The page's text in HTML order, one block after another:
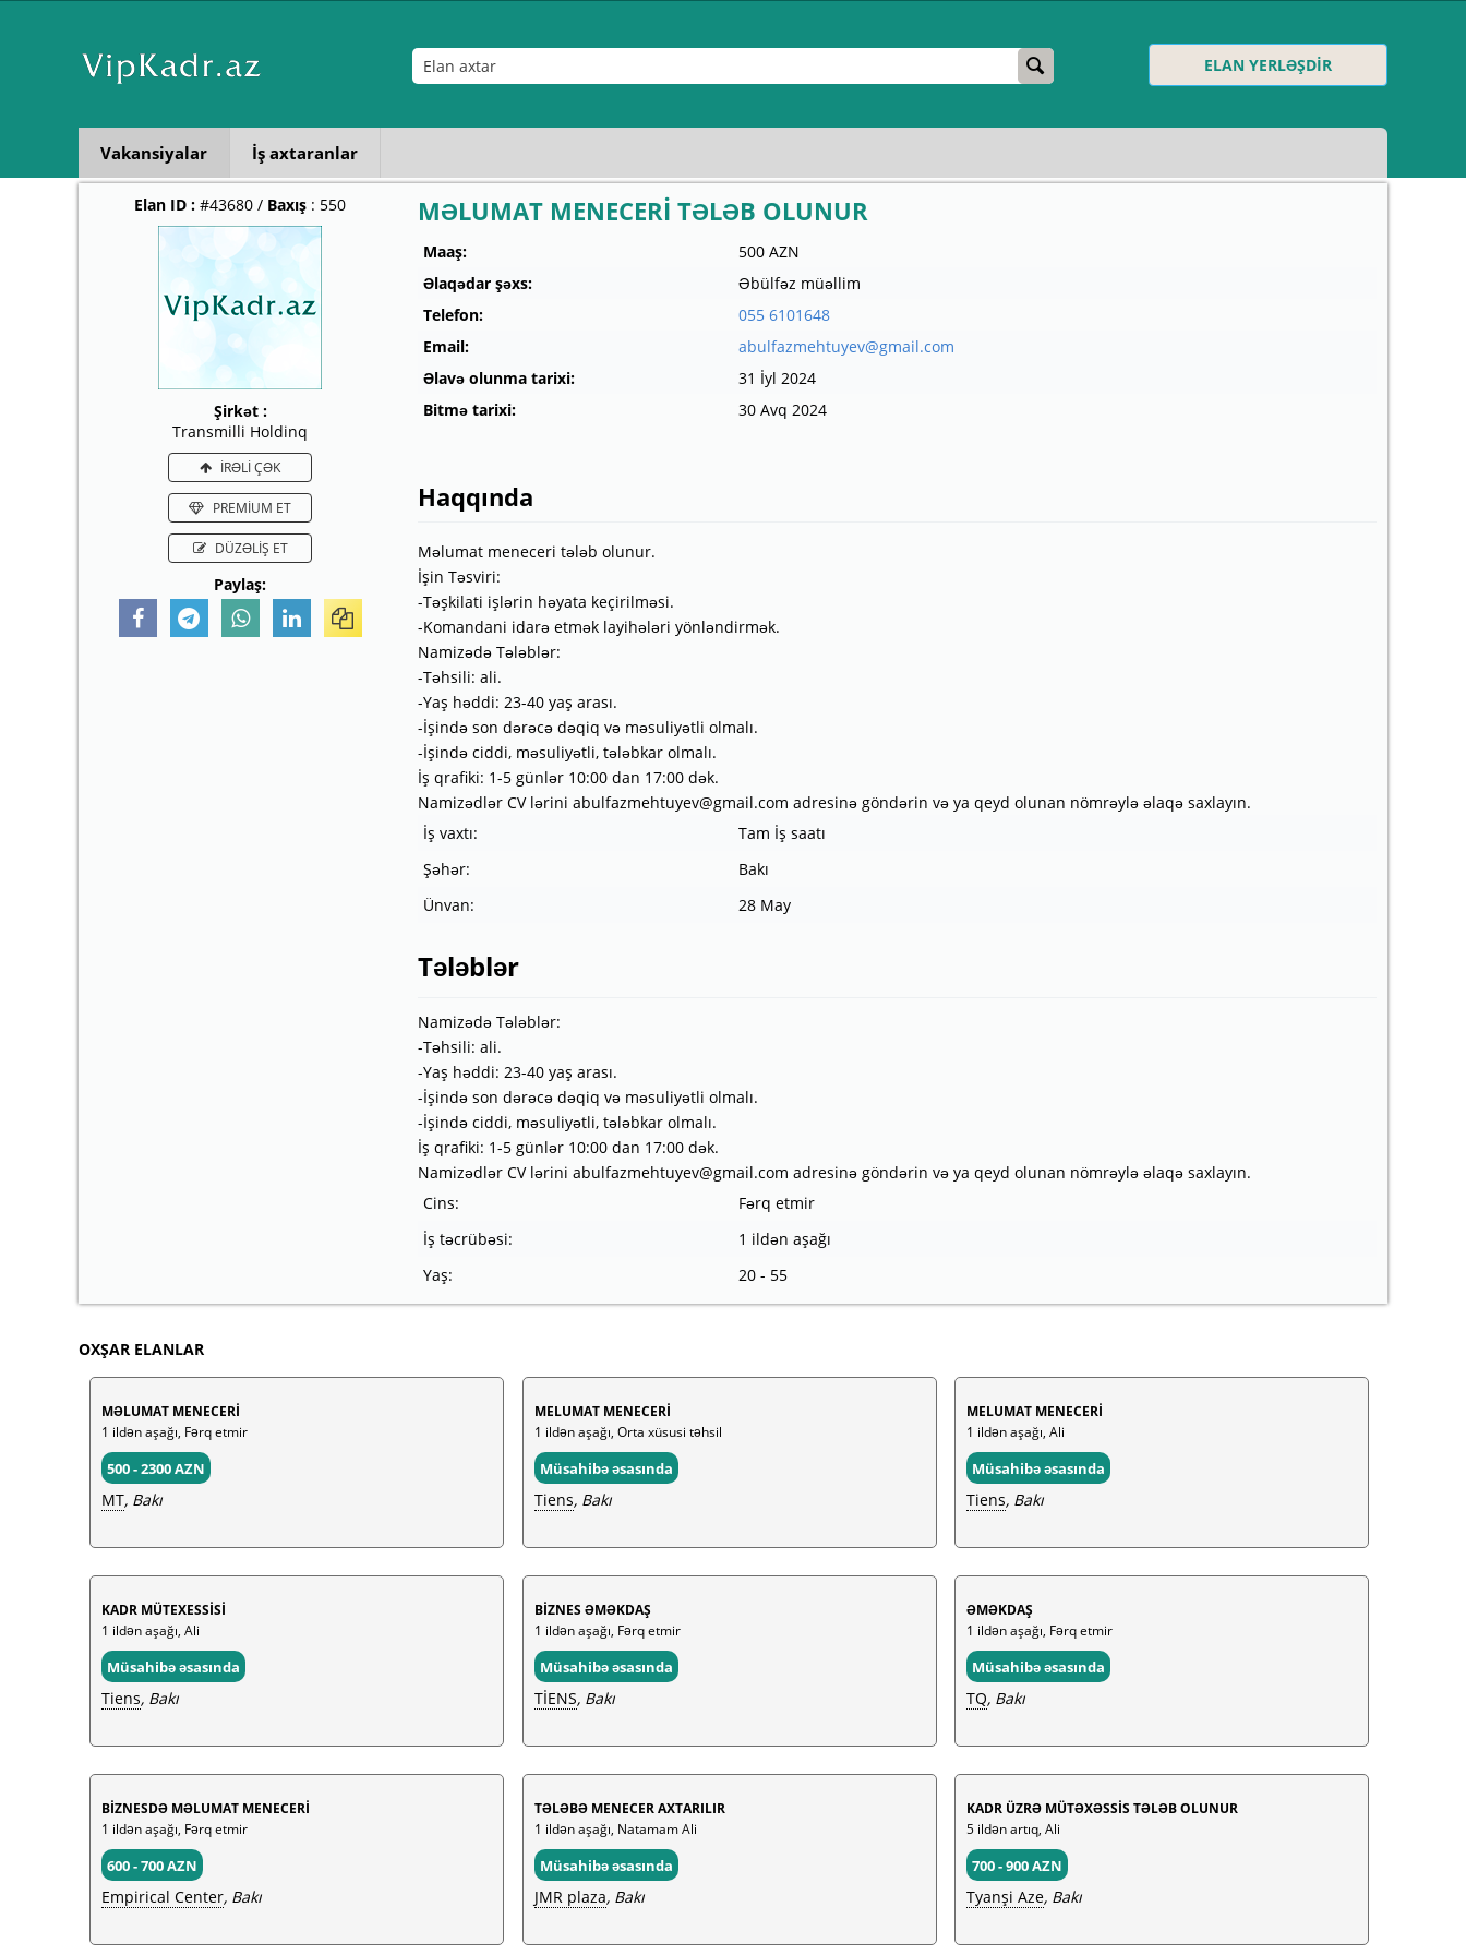
ELAN YERLƏŞDİR
Vakansiyalar İş axtaranlar
Elan ID : #43680 / Baxış : 550
Şirkət :
Transmilli Holdinq
İRƏLİ ÇƏK
PREMİUM ET
DÜZƏLİŞ ET
Paylaş:
MƏLUMAT MENECERİ TƏLƏB OLUNUR
Maaş:
500 AZN
Əlaqədar şəxs:
Əbülfəz müəllim
Telefon:
055 6101648
Email:
abulfazmehtuyev@gmail.com
Əlavə olunma tarixi:
31 İyl 2024
Bitmə tarixi:
30 Avq 2024
Haqqında
Məlumat meneceri tələb olunur.
İşin Təsviri:
-Təşkilati işlərin həyata keçirilməsi.
-Komandani idarə etmək layihələri yönləndirmək.
Namizədə Tələblər:
-Təhsili: ali.
-Yaş həddi: 23-40 yaş arası.
-İşində son dərəcə dəqiq və məsuliyətli olmalı.
-İşində ciddi, məsuliyətli, tələbkar olmalı.
İş qrafiki: 1-5 günlər 10:00 dan 17:00 dək.
Namizədlər CV lərini abulfazmehtuyev@gmail.com adresinə göndərin və ya qeyd olunan nömrəylə əlaqə saxlayın.
İş vaxtı:
Tam İş saatı
Şəhər:
Bakı
Ünvan:
28 May
Tələblər
Namizədə Tələblər:
-Təhsili: ali.
-Yaş həddi: 23-40 yaş arası.
-İşində son dərəcə dəqiq və məsuliyətli olmalı.
-İşində ciddi, məsuliyətli, tələbkar olmalı.
İş qrafiki: 1-5 günlər 10:00 dan 17:00 dək.
Namizədlər CV lərini abulfazmehtuyev@gmail.com adresinə göndərin və ya qeyd olunan nömrəylə əlaqə saxlayın.
Cins:
Fərq etmir
İş təcrübəsi:
1 ildən aşağı
Yaş:
20 - 55
OXŞAR ELANLAR
MƏLUMAT MENECERİ
1 ildən aşağı, Fərq etmir
500 - 2300 AZN
MT, Bakı
MELUMAT MENECERİ
1 ildən aşağı, Orta xüsusi təhsil
Müsahibə əsasında
Tiens, Bakı
MELUMAT MENECERİ
1 ildən aşağı, Ali
Müsahibə əsasında
Tiens, Bakı
KADR MÜTEXESSİSİ
1 ildən aşağı, Ali
Müsahibə əsasında
Tiens, Bakı
BİZNES ƏMƏKDAŞ
1 ildən aşağı, Fərq etmir
Müsahibə əsasında
TİENS, Bakı
ƏMƏKDAŞ
1 ildən aşağı, Fərq etmir
Müsahibə əsasında
TQ, Bakı
BİZNESDƏ MƏLUMAT MENECERİ
1 ildən aşağı, Fərq etmir
600 - 700 AZN
Empirical Center, Bakı
TƏLƏBƏ MENECER AXTARILIR
1 ildən aşağı, Natamam Ali
Müsahibə əsasında
JMR plaza, Bakı
KADR ÜZRƏ MÜTƏXƏSSİS TƏLƏB OLUNUR
5 ildən artıq, Ali
700 - 900 AZN
Tyanşi Aze, Bakı